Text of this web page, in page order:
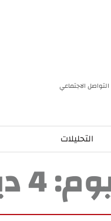
التحليلات
4 ديسمبر، 2023